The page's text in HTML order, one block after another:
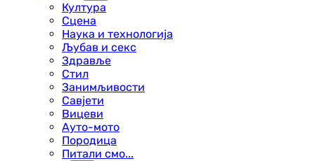
Култура
Сцена
Наука и технологија
Љубав и секс
Здравље
Стил
Занимљивости
Савјети
Вицеви
Ауто-мото
Породица
Питали смо...